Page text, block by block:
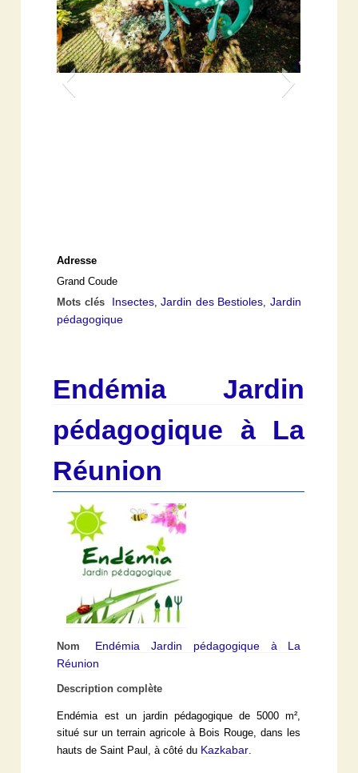
Adresse
Grand Coude
Mots clés
Insectes,Jardin des Bestioles, Jardin
pédagogique
Endémia Jardin
pédagogique à La
Réunion
Nom
Endémia Jardin pédagogique à La
Réunion
Description complète
Endémia est un jardin pédagogique de 5000 m²,
situé sur un terrain agricole à Bois Rouge, dans les
hauts de Saint Paul, à côté du Kazkabar.